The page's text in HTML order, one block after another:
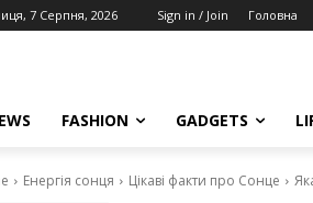
7 Серпня, 2026 Sign in / Join Головна
FASHION GADGETS
Енергія сонця Цікаві факти про Сонце